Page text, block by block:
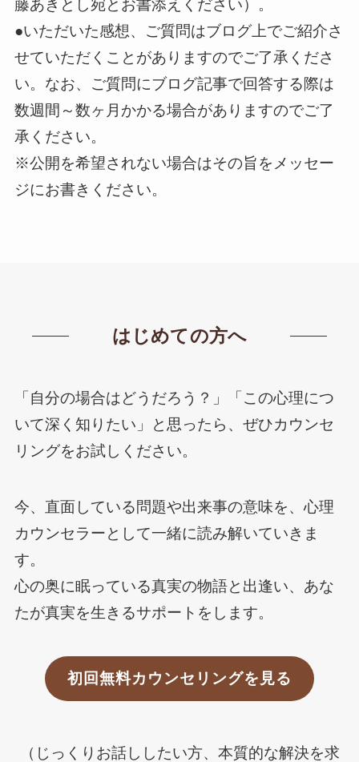
藤あきとし宛とお書添えください）。
●いただいた感想、ご質問はブログ上でご紹介さ
せていただくことがありますのでご了承くださ
い。なお、ご質問にブログ記事で回答する際は
数週間～数ヶ月かかる場合がありますのでご了
承ください。
※公開を希望されない場合はその旨をメッセー
ジにお書きください。
はじめての方へ
「自分の場合はどうだろう？」「この心理につ
いて深く知りたい」と思ったら、ぜひカウンセ
リングをお試しください。
今、直面している問題や出来事の意味を、心理
カウンセラーとして一緒に読み解いていきま
す。
心の奥に眠っている真実の物語と出逢い、あな
たが真実を生きるサポートをします。
初回無料カウンセリングを見る
（じっくりお話ししたい方、本質的な解決を求